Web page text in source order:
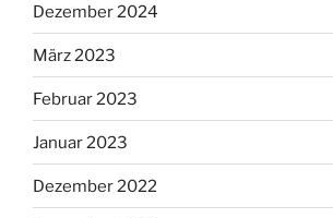
Dezember 2024
März 2023
Februar 2023
Januar 2023
Dezember 2022